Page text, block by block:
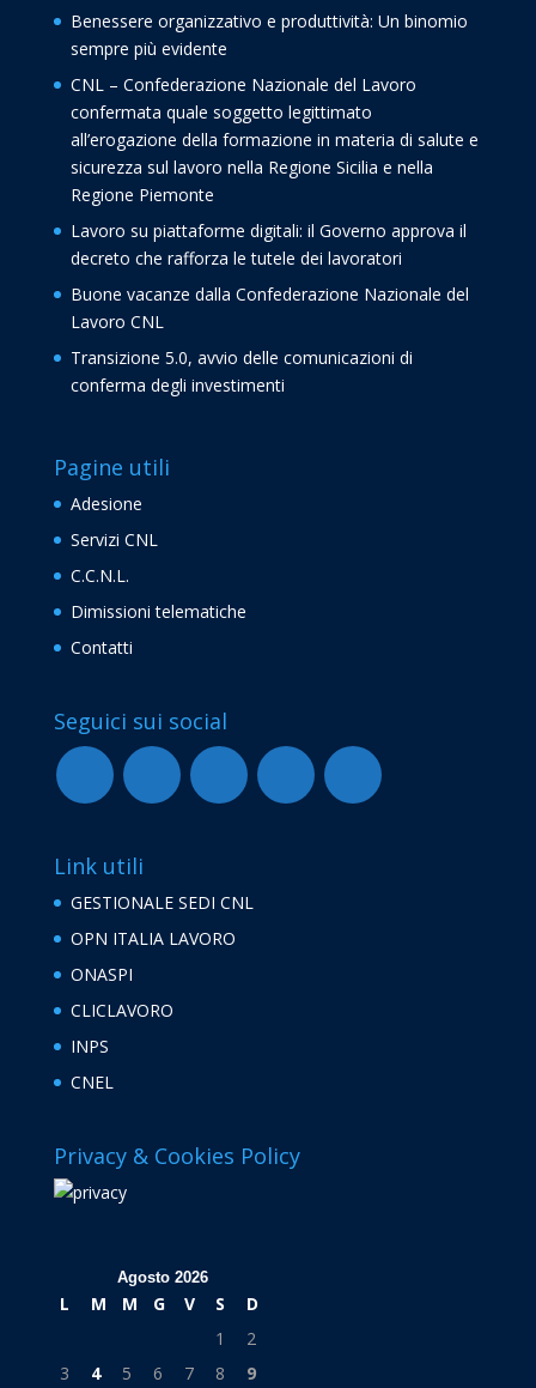
Benessere organizzativo e produttività: Un binomio
sempre più evidente
CNL – Confederazione Nazionale del Lavoro
confermata quale soggetto legittimato
all’erogazione della formazione in materia di salute e
sicurezza sul lavoro nella Regione Sicilia e nella
Regione Piemonte
Lavoro su piattaforme digitali: il Governo approva il
decreto che rafforza le tutele dei lavoratori
Buone vacanze dalla Confederazione Nazionale del
Lavoro CNL
Transizione 5.0, avvio delle comunicazioni di
conferma degli investimenti
Pagine utili
Adesione
Servizi CNL
C.C.N.L.
Dimissioni telematiche
Contatti
Seguici sui social
Link utili
GESTIONALE SEDI CNL
OPN ITALIA LAVORO
ONASPI
CLICLAVORO
INPS
CNEL
Privacy & Cookies Policy
Agosto 2026
L M M G V S
D
1
2
3
4 5 6 7 8 9